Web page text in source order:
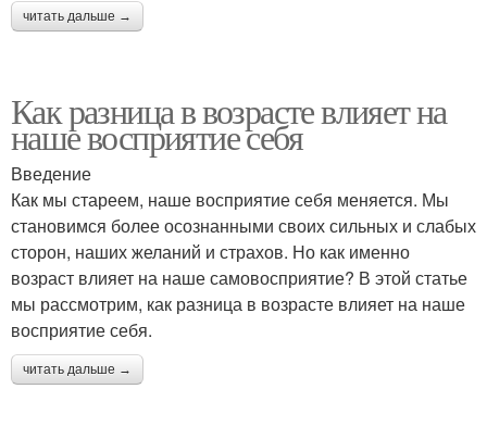
читать дальше →
Как разница в возрасте влияет на
наше восприятие себя
Введение
Как мы стареем, наше восприятие себя меняется. Мы
становимся более осознанными своих сильных и слабых
сторон, наших желаний и страхов. Но как именно
возраст влияет на наше самовосприятие? В этой статье
мы рассмотрим, как разница в возрасте влияет на наше
восприятие себя.
читать дальше →